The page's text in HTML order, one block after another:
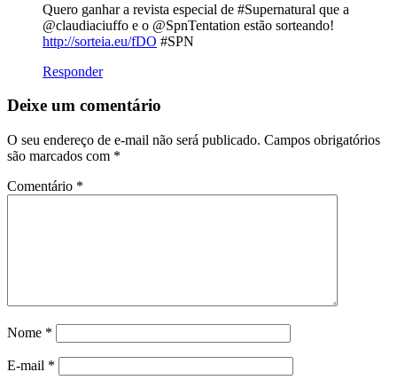
Quero ganhar a revista especial de #Supernatural que a
@claudiaciuffo e o @SpnTentation estão sorteando!
http://sorteia.eu/fDO #SPN
Responder
Deixe um comentário
O seu endereço de e-mail não será publicado. Campos obrigatórios
são marcados com *
Comentário *
Nome *
E-mail *